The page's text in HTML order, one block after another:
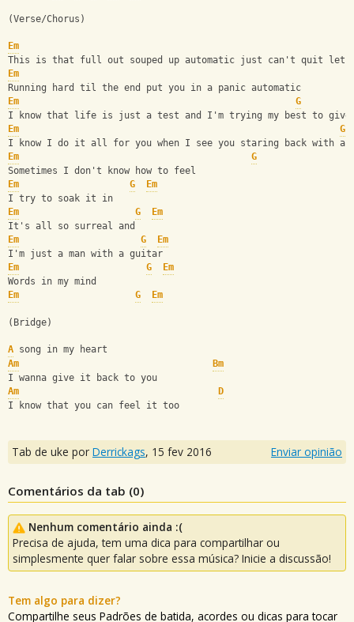
(Verse/Chorus)
Em
This is that full out souped up automatic just can't quit let
Em
Running hard til the end put you in a panic automatic
Em
G
I know that life is just a test and I'm trying my best to give
Em
G
I know I do it all for you when I see you staring back with a
Em
G
Sometimes I don't know how to feel
Em
G
Em
I try to soak it in
Em
G
Em
It's all so surreal and
Em
G
Em
I'm just a man with a guitar
Em
G
Em
Words in my mind
Em
G Em
(Bridge)
A song in my heart
Am
Bm
I wanna give it back to you
Am
D
I know that you can feel it too
Tab de uke por Derrickags, 15 fev 2016 Enviar opinião
Comentários da tab (0)
Nenhum comentário ainda :(
Precisa de ajuda, tem uma dica para compartilhar ou
simplesmente quer falar sobre essa música? Inicie a discussão!
Tem algo para dizer?
Compartilhe seus Padrões de batida, acordes ou dicas para tocar